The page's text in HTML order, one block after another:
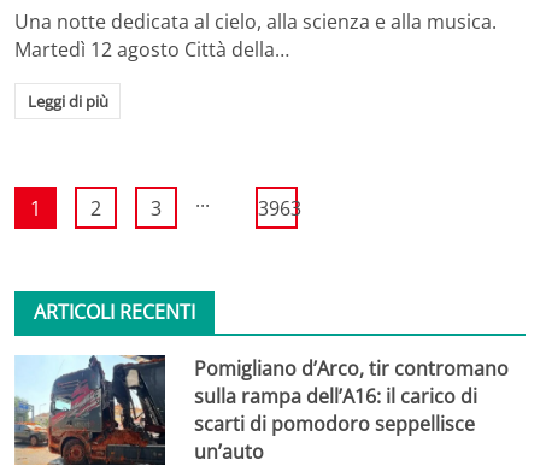
Una notte dedicata al cielo, alla scienza e alla musica.
Martedì 12 agosto Città della…
Leggi di più
1 2 3 ... 3963
ARTICOLI RECENTI
Pomigliano d’Arco, tir contromano
sulla rampa dell’A16: il carico di
scarti di pomodoro seppellisce
un’auto